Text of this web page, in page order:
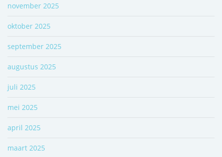
november 2025
oktober 2025
september 2025
augustus 2025
juli 2025
mei 2025
april 2025
maart 2025